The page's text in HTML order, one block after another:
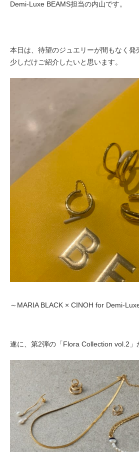
Demi-Luxe BEAMS担当の内山です。
本日は、待望のジュエリーが間もなく発
少しだけご紹介したいと思います。
～MARIA BLACK × CINOH for Demi-
遂に、第2弾の「Flora Collection vol.2」